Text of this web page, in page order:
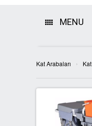
MENU
GERİ
2Lİ GERİ
SIFIR ATIK
Kat Arabaları ›